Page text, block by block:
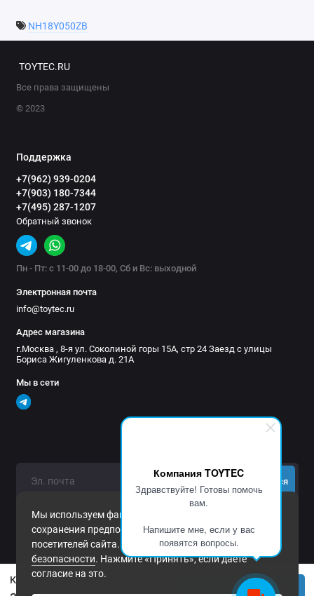
Компания TOYTEC
Здравствуйте! Готовы помочь
вам.
Напишите мне, если у вас
появятся вопросы.
NH18Y050ZB
Мы используем файлы cookie и другие средства
сохранения предпочтений и анализа действий
посетителей сайта. Подробнее вПолитика
безопасности. Нажмите «Принять», если даете
согласие на это.
TOYTEC.RU
Все права защищены
© 2023
Поддержка
+7(962) 939-0204
+7(903) 180-7344
+7(495) 287-1207
Обратный звонок
Пн - Пт: с 11-00 до 18-00, Сб и Вс: выходной
Электронная почта
info@toytec.ru
Адрес магазина
г.Москва , 8-я ул. Соколиной горы 15А, стр 24 Заезд с улицы
Бориса Жигуленкова д. 21А
Мы в сети
Подписаться
Нажимая на кнопку «Подписаться», Вы даете
обработку персональных данных.